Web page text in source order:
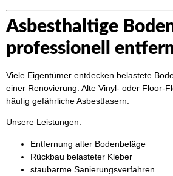
Asbesthaltige
professionell
Viele Eigentümer entdecken belastete
einer Renovierung. Alte Vinyl- oder Floor-
häufig gefährliche Asbestfasern.
Unsere Leistungen:
Entfernung alter Bodenbeläge
Rückbau belasteter Kleber
staubarme Sanierungsverfahren